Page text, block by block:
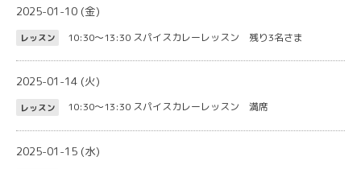
2025-01-10 (金)
レッスン 10:30～13:30 スパイスカレーレッスン 残り3名さま
2025-01-14 (火)
レッスン 10:30～13:30 スパイスカレーレッスン 満席
2025-01-15 (水)